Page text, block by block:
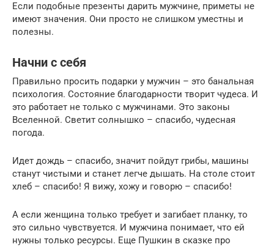
Если подобные презенты дарить мужчине, приметы не
имеют значения. Они просто не слишком уместны и
полезны.
Начни с себя
Правильно просить подарки у мужчин – это банальная
психология. Состояние благодарности творит чудеса. И
это работает не только с мужчинами. Это законы
Вселенной. Светит солнышко – спасибо, чудесная
погода.
Идет дождь – спасибо, значит пойдут грибы, машины
станут чистыми и станет легче дышать. На столе стоит
хлеб – спасибо! Я вижу, хожу и говорю – спасибо!
А если женщина только требует и загибает планку, то
это сильно чувствуется. И мужчина понимает, что ей
нужны только ресурсы. Еще Пушкин в сказке про